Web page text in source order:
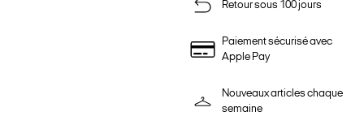
Retour sous 100 jours
Paiement sécurisé avec
Apple Pay
Nouveaux articles chaque
semaine